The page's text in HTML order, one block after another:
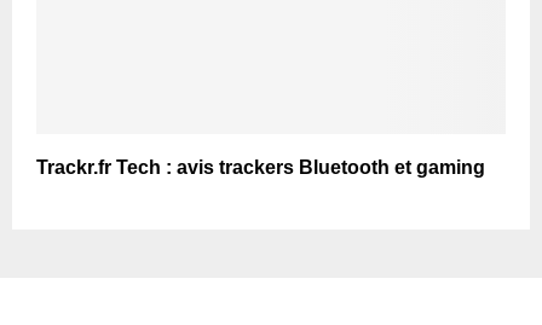
Trackr.fr Tech : avis trackers Bluetooth et gaming